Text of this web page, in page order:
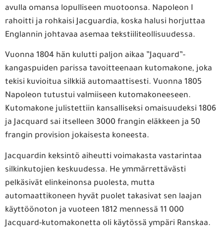
avulla omansa lopulliseen muotoonsa. Napoleon I
rahoitti ja rohkaisi Jacguardia, koska halusi horjuttaa
Englannin johtavaa asemaa tekstiiliteollisuudessa.
Vuonna 1804 hän kulutti paljon aikaa ”Jaquard”-
kangaspuiden parissa tavoitteenaan kutomakone, joka
tekisi kuvioitua silkkiä automaattisesti. Vuonna 1805
Napoleon tutustui valmiiseen kutomakoneeseen.
Kutomakone julistettiin kansalliseksi omaisuudeksi 1806
ja Jacquard sai itselleen 3000 frangin eläkkeen ja 50
frangin provision jokaisesta koneesta.
Jacquardin keksintö aiheutti voimakasta vastarintaa
silkinkutojien keskuudessa. He ymmärrettävästi
pelkäsivät elinkeinonsa puolesta, mutta
automaattikoneen hyvät puolet takasivat sen laajan
käyttöönoton ja vuoteen 1812 mennessä 11 000
Jacquard-kutomakonetta oli käytössä ympäri Ranskaa.